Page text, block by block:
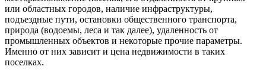
или областных городов, наличие инфраструктуры,
подъездные пути, остановки общественного транспорта,
природа (водоемы, леса и так далее), удаленность от
промышленных объектов и некоторые прочие параметры.
Именно от них зависит и цена недвижимости в таких
поселках.